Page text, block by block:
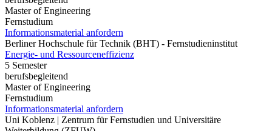
Master of Engineering
Fernstudium
Informationsmaterial anfordern
Berliner Hochschule für Technik (BHT) - Fernstudieninstitut
Energie- und Ressourceneffizienz
5 Semester
berufsbegleitend
Master of Engineering
Fernstudium
Informationsmaterial anfordern
Uni Koblenz | Zentrum für Fernstudien und Universitäre